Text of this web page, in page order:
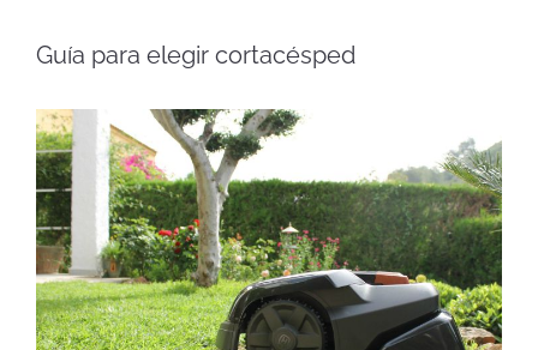
Guía para elegir cortacésped